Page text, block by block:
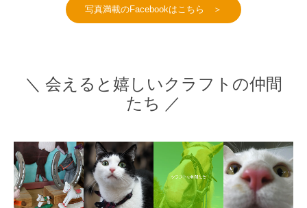
写真満載のFacebookはこちら ＞
＼ 会えると嬉しいクラフトの仲間
たち ／